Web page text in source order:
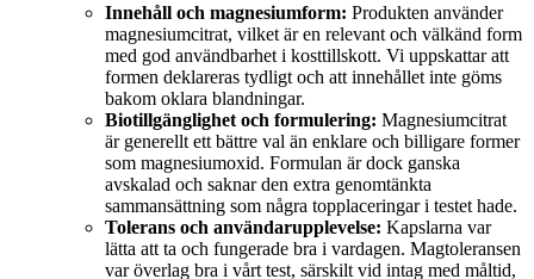
Innehåll och magnesiumform: Produkten använder
magnesiumcitrat, vilket är en relevant och välkänd form
med god användbarhet i kosttillskott. Vi uppskattar att
formen deklareras tydligt och att innehållet inte göms
bakom oklara blandningar.
Biotillgänglighet och formulering: Magnesiumcitrat
är generellt ett bättre val än enklare och billigare former
som magnesiumoxid. Formulan är dock ganska
avskalad och saknar den extra genomtänkta
sammansättning som några topplaceringar i testet hade.
Tolerans och användarupplevelse: Kapslarna var
lätta att ta och fungerade bra i vardagen. Magtoleransen
var överlag bra i vårt test, särskilt vid intag med måltid,